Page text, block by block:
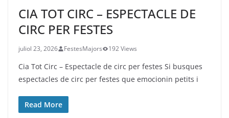
CIA TOT CIRC – ESPECTACLE DE
CIRC PER FESTES
juliol 23, 2026 FestesMajors 192 Views
Cia Tot Circ – Espectacle de circ per festes Si busques
espectacles de circ per festes que emocionin petits i
Read More